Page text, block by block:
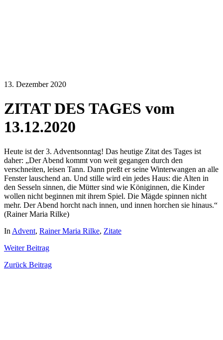
13. Dezember 2020
ZITAT DES TAGES vom
13.12.2020
Heute ist der 3. Adventsonntag! Das heutige Zitat des Tages ist
daher: „Der Abend kommt von weit gegangen durch den
verschneiten, leisen Tann. Dann preßt er seine Winterwangen an alle
Fenster lauschend an. Und stille wird ein jedes Haus: die Alten in
den Sesseln sinnen, die Mütter sind wie Königinnen, die Kinder
wollen nicht beginnen mit ihrem Spiel. Die Mägde spinnen nicht
mehr. Der Abend horcht nach innen, und innen horchen sie hinaus.“
(Rainer Maria Rilke)
In Advent, Rainer Maria Rilke, Zitate
WeiterBeitrag
Zurück Beitrag